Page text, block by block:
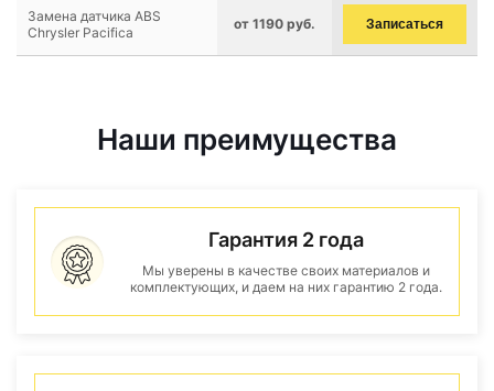
Замена датчика ABS
Chrysler Pacifica
от 1190 руб. Записаться
Наши преимущества
Гарантия 2 года
Мы уверены в качестве своих материалов и
комплектующих, и даем на них гарантию 2 года.